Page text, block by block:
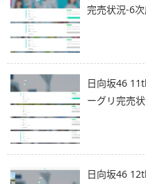
完売状況-6
日向坂46
ーグリ完売
日向坂46